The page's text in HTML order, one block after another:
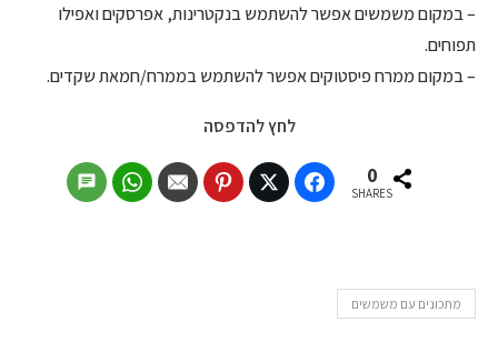
– במקום משמשים אפשר להשתמש בנקטרינות, אפרסקים ואפילו
תפוחים.
– במקום ממרח פיסטוקים אפשר להשתמש בממרח/חמאת שקדים.
לחץ להדפסה
0
SHARES
מתכונים עם משמשים